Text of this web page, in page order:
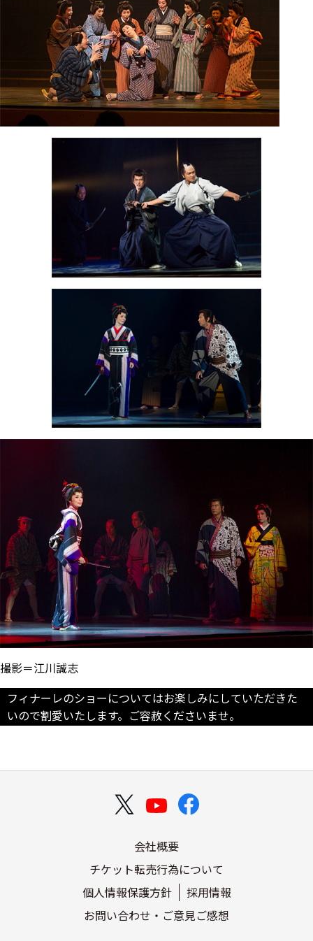
撮影＝江川誠志
フィナーレのショーについてはお楽しみにしていただきた
いので割愛いたします。ご容赦くださいませ。
会社概要
チケット転売行為について
個人情報保護方針
採用情報
お問い合わせ・ご意見ご感想